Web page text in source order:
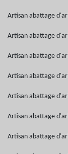
Artisan abattage
Artisan abattage
Artisan abattage
Artisan abattage
Artisan abattage
Artisan abattage
Artisan abattage